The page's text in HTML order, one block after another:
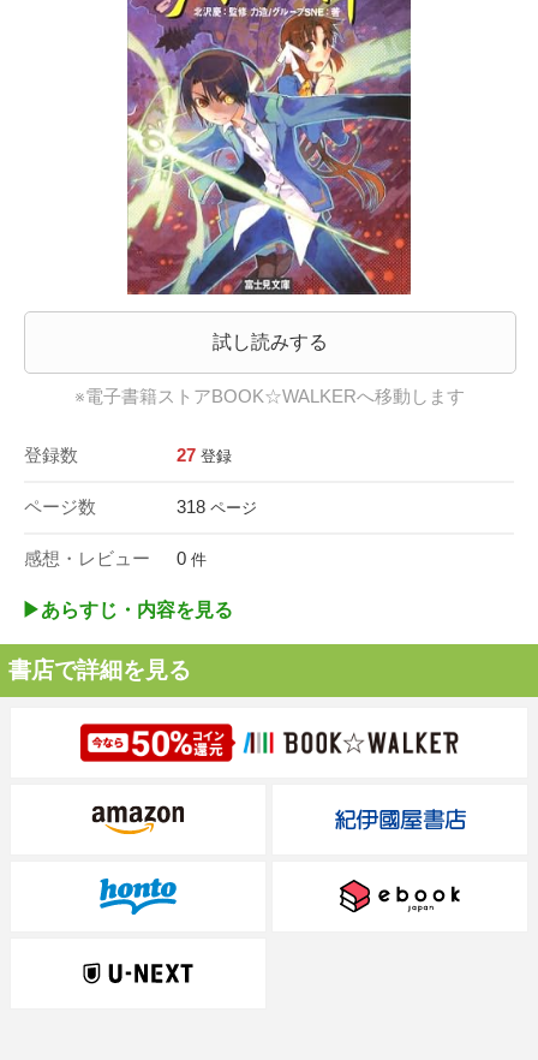
試し読みする
※電子書籍ストアBOOK☆WALKERへ移動します
登録数 27 登録
ページ数 318 ページ
感想・レビュー 0 件
▶︎あらすじ・内容を見る
書店で詳細を見る